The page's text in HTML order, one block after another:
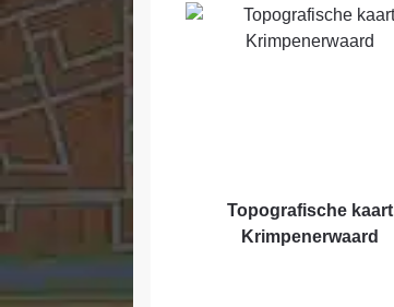
Topografische kaart
Krimpenerwaard